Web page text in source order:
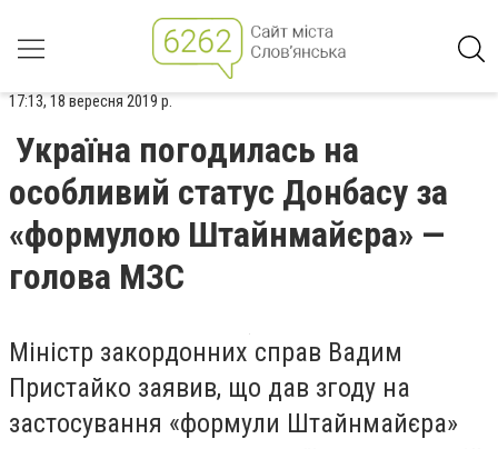
17:13, 18 вересня 2019 р.
Україна погодилась на
особливий статус Донбасу за
«формулою Штайнмайєра» —
голова МЗС
Міністр закордонних справ Вадим
Пристайко заявив, що дав згоду на
застосування «формули Штайнмайєра»